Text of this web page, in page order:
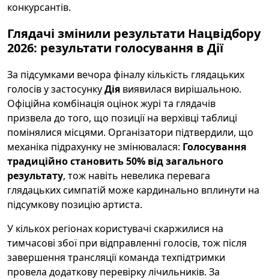
конкурсантів.
Глядачі змінили результати Нацвідбору
2026: результати голосування в Дії
За підсумками вечора фіналу кількість глядацьких
голосів у застосункуДія виявилася вирішальною.
Офіційна комбінація оцінок журі та глядачів
призвела до того, що позиції на верхівці таблиці
помінялися місцями. Організатори підтвердили, що
механіка підрахунку не змінювалася: Голосування
традиційно становить 50% від загального
результату, тож навіть невелика перевага
глядацьких симпатій може кардинально вплинути на
підсумкову позицію артиста.
У кількох регіонах користувачі скаржилися на
тимчасові збої при відправленні голосів, тож після
завершення трансляції команда техпідтримки
провела додаткову перевірку лічильників. За